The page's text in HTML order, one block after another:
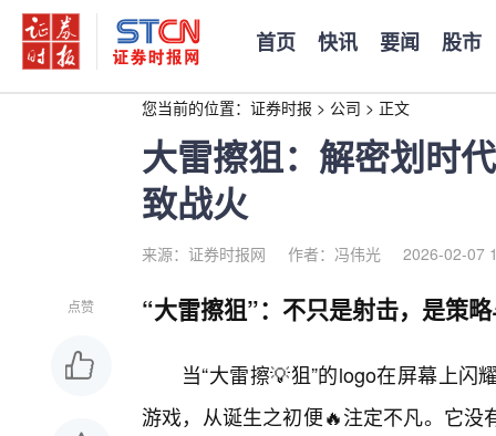
首页 快讯 要闻 股市
您当前的位置： 证券时报 > 公司 > 正文
大雷擦狙：解密划时
致战火
来源：证券时报网 作者：冯伟光 2026-02-07
点赞 “大雷擦狙”：不只是射击，是策
当“大雷擦💡狙”的logo在屏幕上
游戏，从诞生之初便🔥注定不凡。它